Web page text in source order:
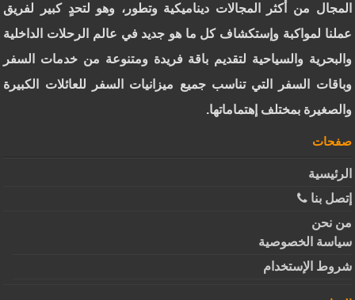
المجال من أكثر المجالات ديناميكية وتطور، وهو لتحدٍ كبير لفريق
عملنا لمواكبة وإستكشاف كل ما هو جديد في عالم الرحلات الداخلية
والبحرية والسياحية لتقديم باقة فريدة ومتنوعة من خدمات السفر
وباقات السفر التي تناسب جميع ميزانيات السفر للعائلات الكبيرة
والصغيرة بمختلف إهتماماتها.
صفحات
الرئيسية
إتصل بنا
من نحن
سياسة الخصوصية
شروط الإستخدام